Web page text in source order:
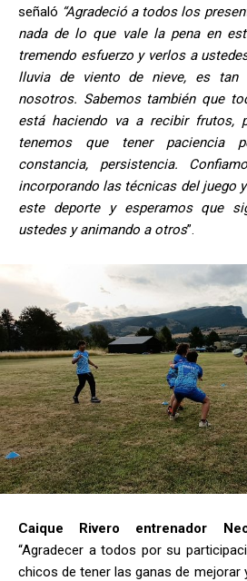
señaló “Agradeció a todos los
nada de lo que vale la pena en
tremendo esfuerzo y verlos a
lluvia de viento de nieve, es tan
nosotros. Sabemos también que
está haciendo va a recibir frutos,
tenemos que tener paciencia
constancia, persistencia.
incorporando las técnicas del juego
este deporte y esperamos que
ustedes y animando a otros”.
Caique Rivero entrenador
“Agradecer a todos por su
chicos de tener las ganas de mejorar